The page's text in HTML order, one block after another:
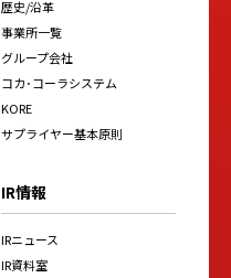
歴史/沿革
事業所一覧
グループ会社
コカ･コーラシステム
KORE
サプライヤー基本原則
IR情報
IRニュース
IR資料室